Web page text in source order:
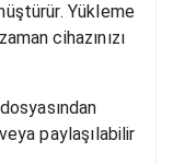
Yükleme
cihazınızı
paylaşılabilir